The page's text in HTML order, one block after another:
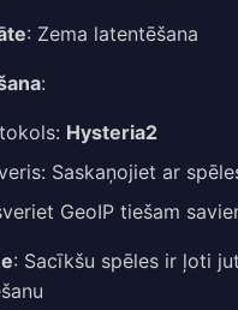
: Zema latentēšana
:
Hysteria2
Saskaņojiet ar
GeoIP tiešam
: Sacīkšu spēles ir ļoti